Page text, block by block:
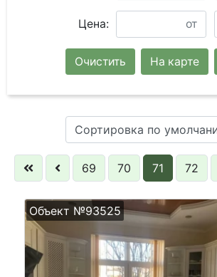
Цена:
На карте
Очистить
Сортировка по
69 70 71 72
Объект №93525